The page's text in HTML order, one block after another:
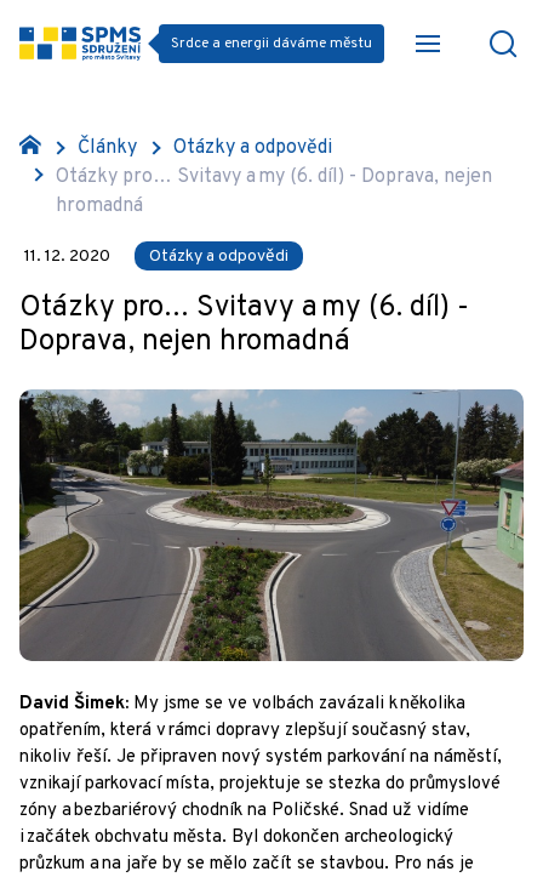
Srdce a energii dáváme městu
Články
Otázky a odpovědi
Otázky pro… Svitavy a my (6. díl) - Doprava, nejen
hromadná
11. 12. 2020 Otázky a odpovědi
Otázky pro… Svitavy a my (6. díl) -
Doprava, nejen hromadná
David Šimek: My jsme se ve volbách zavázali k několika
opatřením, která v rámci dopravy zlepšují současný stav,
nikoliv řeší. Je připraven nový systém parkování na náměstí,
vznikají parkovací místa, projektuje se stezka do průmyslové
zóny a bezbariérový chodník na Poličské. Snad už vidíme
i začátek obchvatu města. Byl dokončen archeologický
průzkum a na jaře by se mělo začít se stavbou. Pro nás je